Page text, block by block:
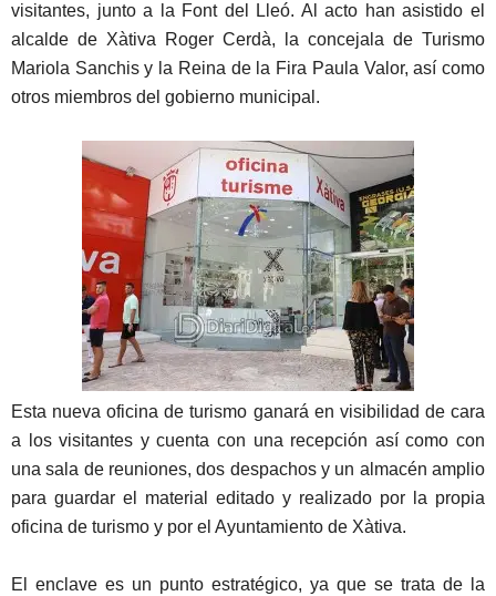
visitantes, junto a la Font del Lleó. Al acto han asistido el
alcalde de Xàtiva Roger Cerdà, la concejala de Turismo
Mariola Sanchis y la Reina de la Fira Paula Valor, así como
otros miembros del gobierno municipal.
Esta nueva oficina de turismo ganará en visibilidad de cara
a los visitantes y cuenta con una recepción así como con
una sala de reuniones, dos despachos y un almacén amplio
para guardar el material editado y realizado por la propia
oficina de turismo y por el Ayuntamiento de Xàtiva.
El enclave es un punto estratégico, ya que se trata de la